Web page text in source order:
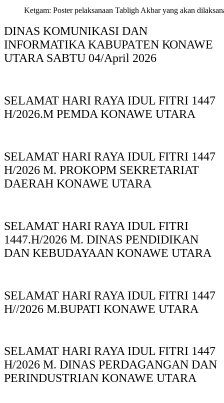
Ketgam: Poster pelaksanaan Tabligh Akbar yang akan
DINAS KOMUNIKASI DAN
INFORMATIKA KABUPAΤΕΝ ΚΟNAWE
UTARA SABTU 04/April 2026
SELAMAT HARI RAYA IDUL FITRI 1447
H/2026.M PEMDA KONAWE UTARA
SELAMAT HARI RAYA IDUL FITRI 1447
H/2026 M. PROKOPM SEKRETARIAT
DAERAH KONAWE UTARA
SELAMAT HARI RAYA IDUL FITRI
1447.H/2026 M. DINAS PENDIDIKAN
DAN KEBUDAYAAN KONAWE UTARA
SELAMAT HARI RAYA IDUL FITRI 1447
H//2026 M.BUPATI KONAWE UTARA
SELAMAT HARI RAYA IDUL FITRI 1447
H/2026 M. DINAS PERDAGANGAN DAN
PERINDUSTRIAN KONAWE UTARA